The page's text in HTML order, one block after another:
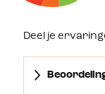
Deel je